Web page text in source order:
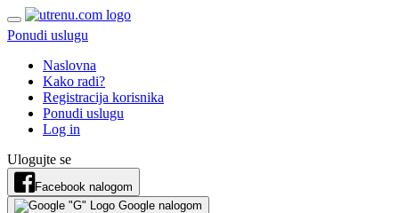
Ponudi uslugu
Naslovna
Kako radi?
Registracija korisnika
Ponudi uslugu
Log in
Ulogujte se
Facebook nalogom
Google nalogom